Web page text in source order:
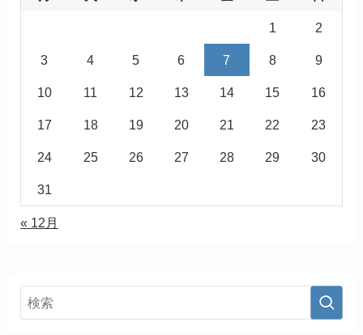
1 2
3 4 5 6 7 8 9
10 11 12 13 14 15 16
17 18 19 20 21 22 23
24 25 26 27 28 29 30
31
« 12月